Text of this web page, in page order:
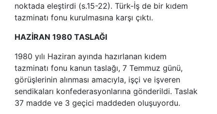
noktada eleştirdi (s.15-22). Türk-İş de bir kıdem
tazminatı fonu kurulmasına karşı çıktı.
HAZİRAN 1980 TASLAĞI
1980 yılı Haziran ayında hazırlanan kıdem
tazminatı fonu kanun taslağı, 7 Temmuz günü,
görüşlerinin alınması amacıyla, işçi ve işveren
sendikaları konfederasyonlarına gönderildi. Taslak
37 madde ve 3 geçici maddeden oluşuyordu.